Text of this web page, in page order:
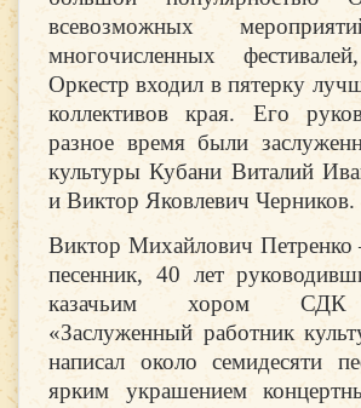
всевозможных
многочисленных
Оркестр входил в пятерку
коллективов края. Его
разное время были
культуры Кубани Виталий
и Виктор Яковлевич Черников.
Виктор Михайлович Петренко
песенник, 40 лет
казачьим хором СДК
«Заслуженный работник
написал около семидесяти
ярким украшением